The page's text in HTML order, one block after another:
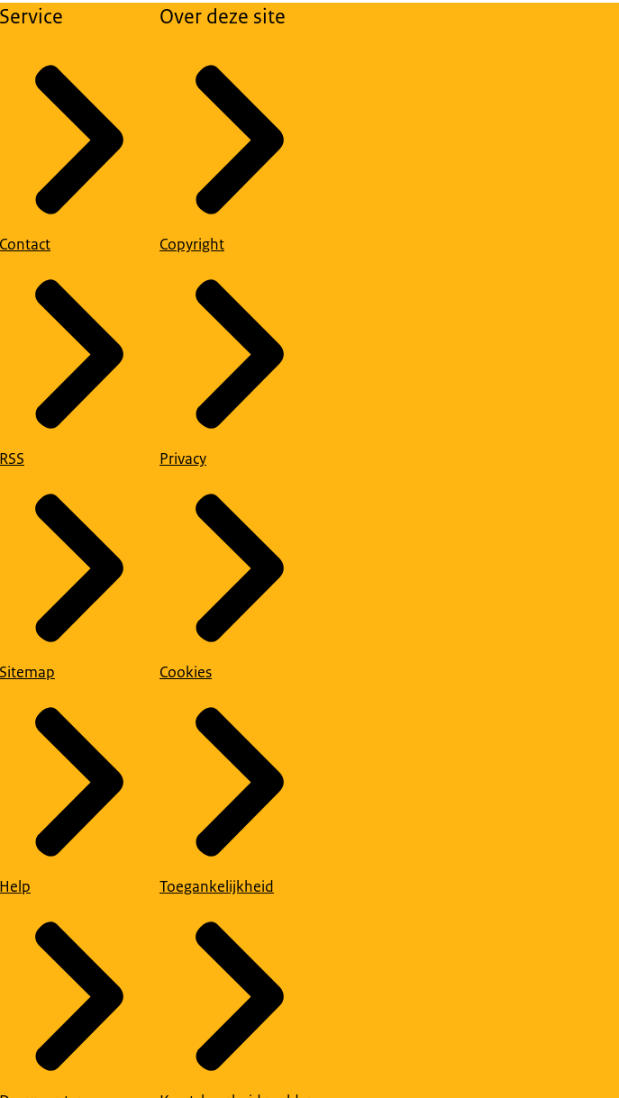
Service
Contact
RSS
Sitemap
Help
Over deze site
Copyright
Privacy
Cookies
Toegankelijkheid